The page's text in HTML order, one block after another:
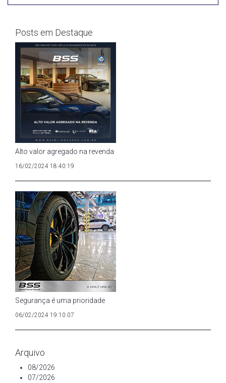
Posts em Destaque
Alto valor agregado na revenda
16/02/2024 18:40:19
Segurança é uma prioridade
06/02/2024 19:10:07
Arquivo
08/2026
07/2026